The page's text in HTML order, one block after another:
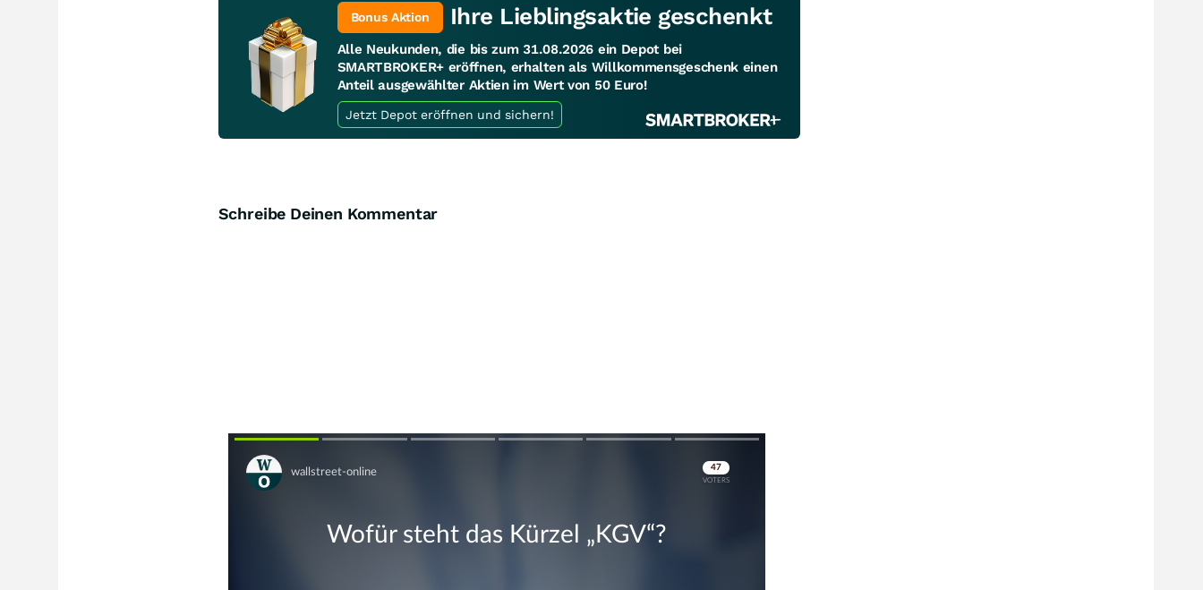
Bonus Aktion Ihre Lieblingsaktie geschenkt
Alle Neukunden, die bis zum 31.08.2026 ein Depot bei
SMARTBROKER+ eröffnen, erhalten als Willkommensgeschenk einen
Anteil ausgewählter Aktien im Wert von 50 Euro!
Jetzt Depot eröffnen und sichern!
Schreibe Deinen Kommentar
Skip